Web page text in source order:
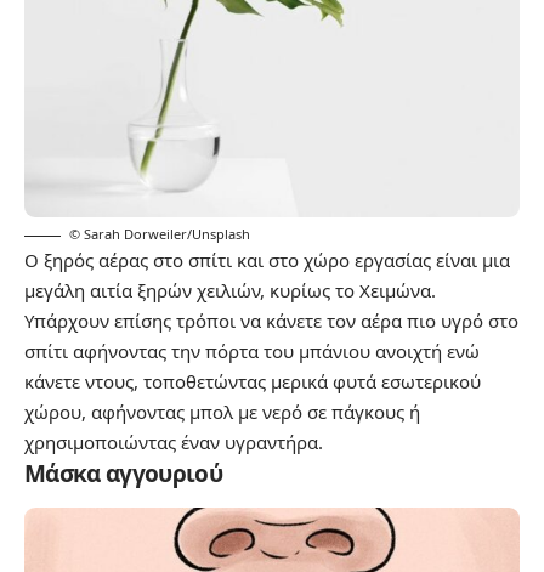
© Sarah Dorweiler/Unsplash
Ο ξηρός αέρας στο σπίτι και στο χώρο εργασίας είναι μια
μεγάλη αιτία ξηρών χειλιών, κυρίως το Χειμώνα.
Υπάρχουν επίσης τρόποι να κάνετε τον αέρα πιο υγρό στο
σπίτι αφήνοντας την πόρτα του μπάνιου ανοιχτή ενώ
κάνετε ντους, τοποθετώντας μερικά φυτά εσωτερικού
χώρου, αφήνοντας μπολ με νερό σε πάγκους ή
χρησιμοποιώντας έναν υγραντήρα.
Μάσκα αγγουριού